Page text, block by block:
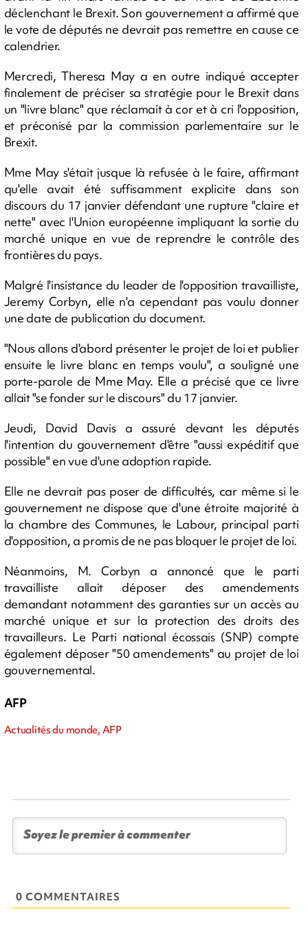
déclenchant le Brexit. Son gouvernement a affirmé que
le vote de députés ne devrait pas remettre en cause ce
calendrier.
Mercredi, Theresa May a en outre indiqué accepter
finalement de préciser sa stratégie pour le Brexit dans
un "livre blanc" que réclamait à cor et à cri l'opposition,
et préconisé par la commission parlementaire sur le
Brexit.
Mme May s'était jusque là refusée à le faire, affirmant
qu'elle avait été suffisamment explicite dans son
discours du 17 janvier défendant une rupture "claire et
nette" avec l'Union européenne impliquant la sortie du
marché unique en vue de reprendre le contrôle des
frontières du pays.
Malgré l'insistance du leader de l'opposition travailliste,
Jeremy Corbyn, elle n'a cependant pas voulu donner
une date de publication du document.
"Nous allons d'abord présenter le projet de loi et publier
ensuite le livre blanc en temps voulu", a souligné une
porte-parole de Mme May. Elle a précisé que ce livre
allait "se fonder sur le discours" du 17 janvier.
Jeudi, David Davis a assuré devant les députés
l'intention du gouvernement d'être "aussi expéditif que
possible" en vue d'une adoption rapide.
Elle ne devrait pas poser de difficultés, car même si le
gouvernement ne dispose que d'une étroite majorité à
la chambre des Communes, le Labour, principal parti
d'opposition, a promis de ne pas bloquer le projet de loi.
Néanmoins, M. Corbyn a annoncé que le parti
travailliste allait déposer des amendements
demandant notamment des garanties sur un accès au
marché unique et sur la protection des droits des
travailleurs. Le Parti national écossais (SNP) compte
également déposer "50 amendements" au projet de loi
gouvernemental.
AFP
Actualités du monde, AFP
0 COMMENTAIRES